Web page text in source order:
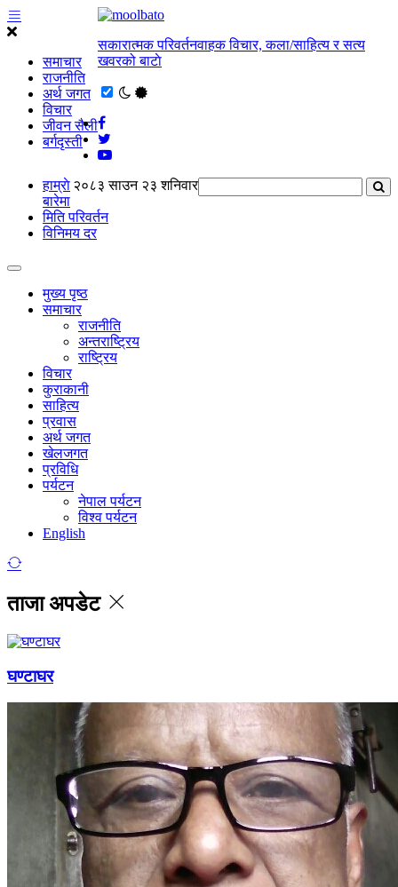
समाचार
राजनीति
अर्थ जगत
विचार
जीवन सैली
बर्गदृस्ती
सकारात्मक परिवर्तनवाहक विचार, कला/साहित्य र सत्य
खवरको बाटाे
२०८३ साउन २३ शनिवार
हाम्राे
बारेमा
मिति परिवर्तन
विनिमय दर
मुख्य पृष्ठ
समाचार
राजनीति
अन्तराष्ट्रिय
राष्ट्रिय
विचार
कुराकानी
साहित्य
प्रवास
अर्थ जगत
खेलजगत
प्रविधि
पर्यटन
नेपाल पर्यटन
विश्व पर्यटन
English
ताजा अपडेट
घण्टाघर